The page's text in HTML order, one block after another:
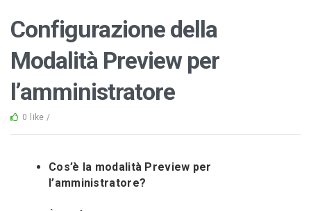
Configurazione della
Modalità Preview per
l’amministratore
0 like /
Cos’è la modalità Preview per
l’amministratore?